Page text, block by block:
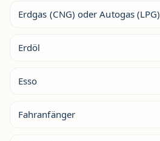
Erdgas (CNG) oder Autogas (LPG)
Erdöl
Esso
Fahranfänger